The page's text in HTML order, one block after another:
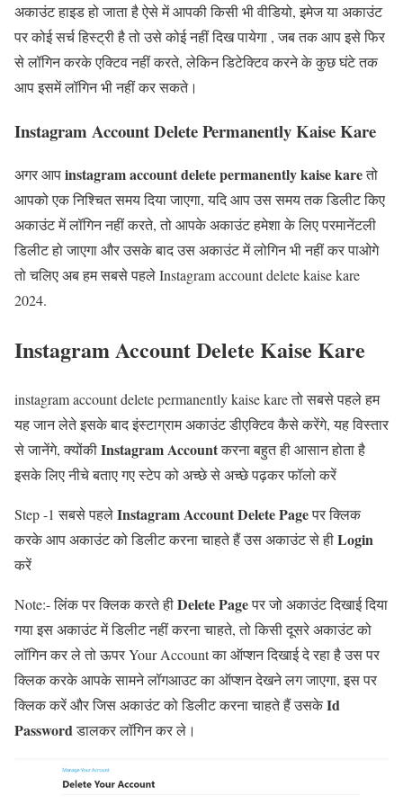
अकाउंट हाइड हो जाता है ऐसे में आपकी किसी भी वीडियो, इमेज या अकाउंट
पर कोई सर्च हिस्ट्री है तो उसे कोई नहीं दिख पायेगा , जब तक आप इसे फिर
से लॉगिन करके एक्टिव नहीं करते, लेकिन डिटेक्टिव करने के कुछ घंटे तक
आप इसमें लॉगिन भी नहीं कर सकते।
Instagram Account Delete Permanently Kaise Kare
अगर आपinstagram account delete permanently kaise kareतो
आपको एक निश्चित समय दिया जाएगा, यदि आप उस समय तक डिलीट किए
अकाउंट में लॉगिन नहीं करते, तो आपके अकाउंट हमेशा के लिए परमानेंटली
डिलीट हो जाएगा और उसके बाद उस अकाउंट में लोगिन भी नहीं कर पाओगे
तो चलिए अब हम सबसे पहले Instagram account delete kaise kare
2024.
Instagram Account Delete Kaise Kare
instagram account delete permanently kaise kare तो सबसे पहले हम
यह जान लेते इसके बाद इंस्टाग्राम अकाउंट डीएक्टिव कैसे करेंगे, यह विस्तार
से जानेंगे, क्योंकीInstagram Accountकरना बहुत ही आसान होता है
इसके लिए नीचे बताए गए स्टेप को अच्छे से अच्छे पढ़कर फॉलो करें
Step -1 सबसे पहलेInstagram Account DeletePageपर क्लिक
करके आप अकाउंट को डिलीट करना चाहते हैं उस अकाउंट से हीLogin
करें
Note:- लिंक पर क्लिक करते हीDeletePageपर जो अकाउंट दिखाई दिया
गया इस अकाउंट में डिलीट नहीं करना चाहते, तो किसी दूसरे अकाउंट को
लॉगिन कर ले तो ऊपर Your Account का ऑप्शन दिखाई दे रहा है उस पर
क्लिक करके आपके सामने लॉगआउट का ऑप्शन देखने लग जाएगा, इस पर
क्लिक करें और जिस अकाउंट को डिलीट करना चाहते हैं उसकेId
Passwordडालकर लॉगिन कर ले।